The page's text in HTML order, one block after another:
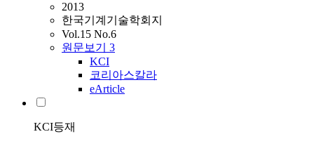
2013
한국기계기술학회지
Vol.15 No.6
원문보기 3
KCI
코리아스칼라
eArticle
KCI등재